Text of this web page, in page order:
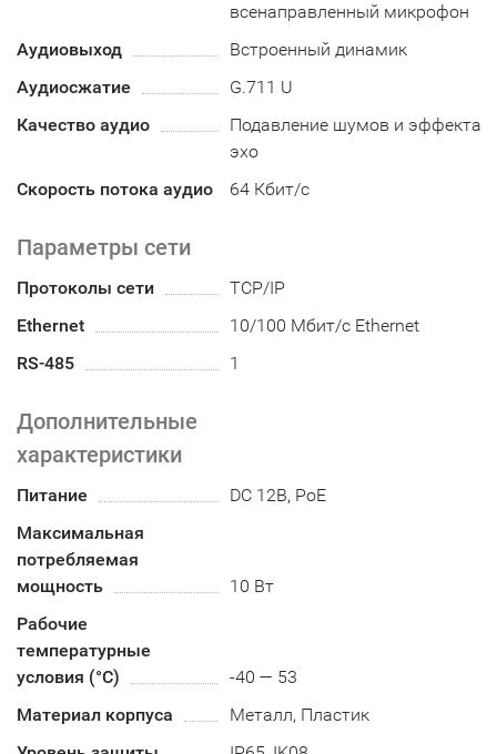
всенаправленный микрофон
Аудиовыход
Встроенный динамик
Аудиосжатие
G.711 U
Качество аудио
Подавление шумов и эффекта
эхо
Скорость потока аудио
64 Кбит/с
Параметры сети
Протоколы сети
TCP/IP
Ethernet
10/100 Мбит/с Ethernet
RS-485
1
Дополнительные
характеристики
Питание
DC 12В, PoE
Максимальная
потребляемая
мощность
10 Вт
Рабочие
температурные
условия (°С)
-40 — 53
Материал корпуса
Металл, Пластик